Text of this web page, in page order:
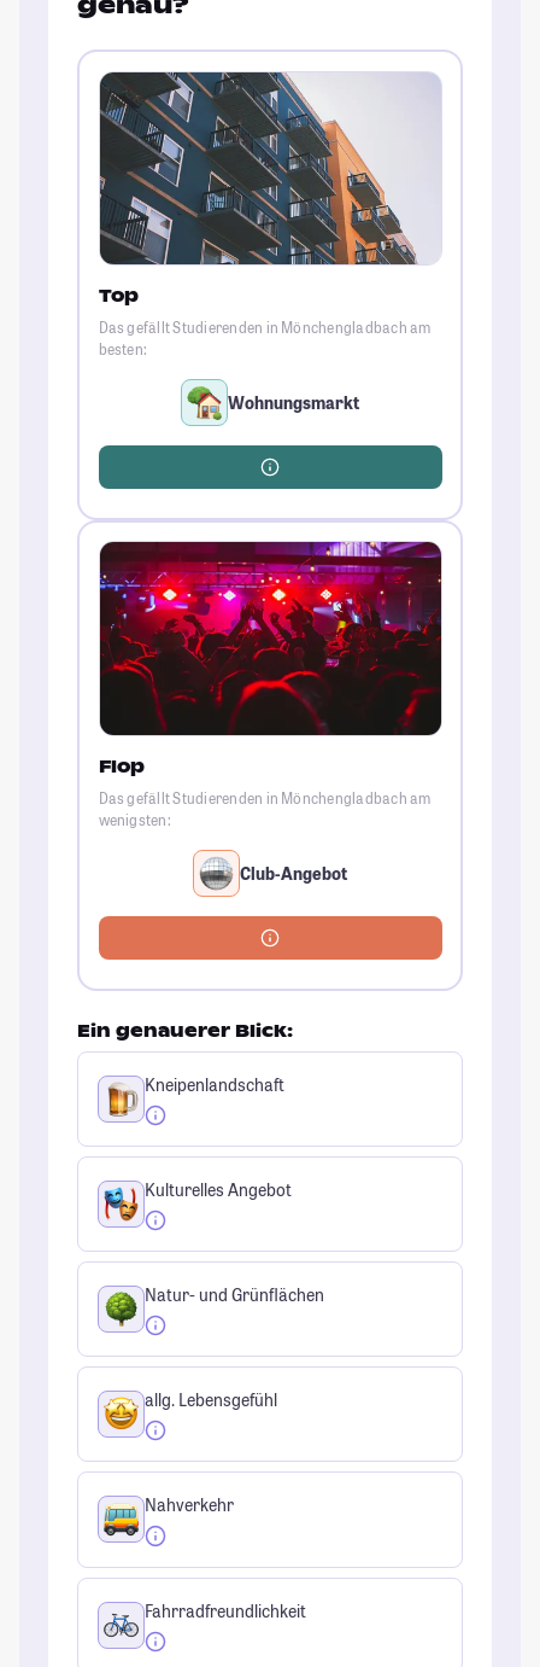
Top
Das gefällt Studierenden in Mönchengladbach am
besten:
Wohnungsmarkt
Flop
Das gefällt Studierenden in Mönchengladbach am
wenigsten:
Club-Angebot
Ein genauerer Blick:
Kneipenlandschaft
Kulturelles Angebot
Natur- und Grünflächen
allg. Lebensgefühl
Nahverkehr
Fahrradfreundlichkeit